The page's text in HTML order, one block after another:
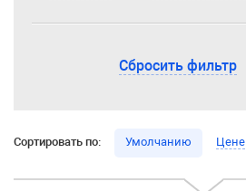
Сбросить фильтр
Сортировать по: Умолчанию Цене